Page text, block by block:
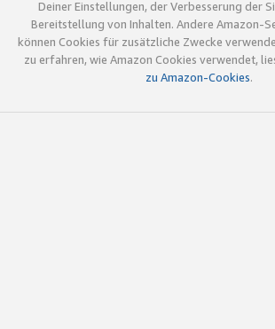
Deiner Einstellungen, der Verbesserung der
Bereitstellung von Inhalten. Andere Amazon-
können Cookies für zusätzliche Zwecke
zu erfahren, wie Amazon Cookies verwendet,
zu Amazon-Cookies.